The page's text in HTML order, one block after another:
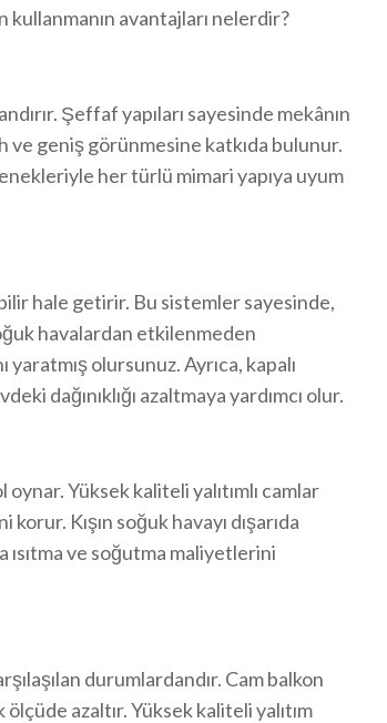
avantajları nelerdir?
Şeffaf yapıları sayesinde mekânın
ve geniş görünmesine katkıda bulunur.
her türlü mimari yapıya uyum
hale getirir. Bu sistemler sayesinde,
havalardan etkilenmeden
olursunuz. Ayrıca, kapalı
dağınıklığı azaltmaya yardımcı olur.
Yüksek kaliteli yalıtımlı camlar
Kışın soğuk havayı dışarıda
ısıtma ve soğutma maliyetlerini
durumlardandır. Cam balkon
azaltır. Yüksek kaliteli yalıtım